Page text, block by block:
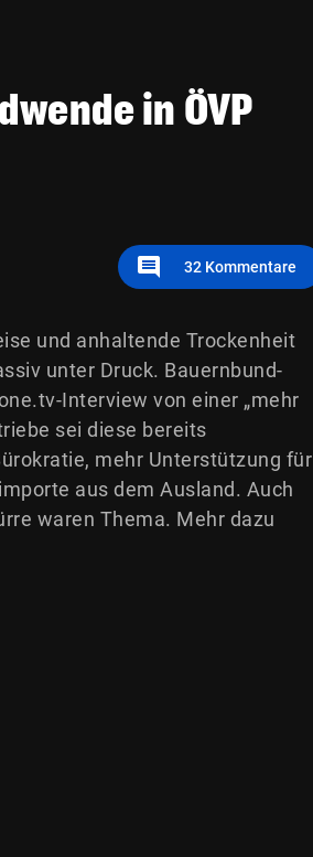
in ÖVP
comment 32 Kommentare
und anhaltende Trockenheit
unter Druck. Bauernbund-
Interview von einer „mehr
sei diese bereits
mehr Unterstützung für
aus dem Ausland. Auch
waren Thema. Mehr dazu